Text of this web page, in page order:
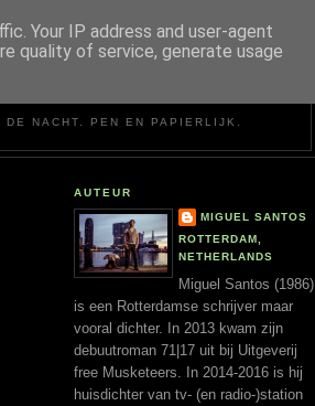
NACHT. PEN EN PAPIERLIJK.
AUTEUR
MIGUEL SANTOS
ROTTERDAM,
NETHERLANDS
Miguel Santos (1986)
is een Rotterdamse schrijver maar
vooral dichter. In 2013 kwam zijn
debuutroman 71|17 uit bij Uitgeverij
free Musketeers. In 2014-2016 is hij
huisdichter van tv- (en radio-)station
Your IP address and user-agent
quality of service, generate usage